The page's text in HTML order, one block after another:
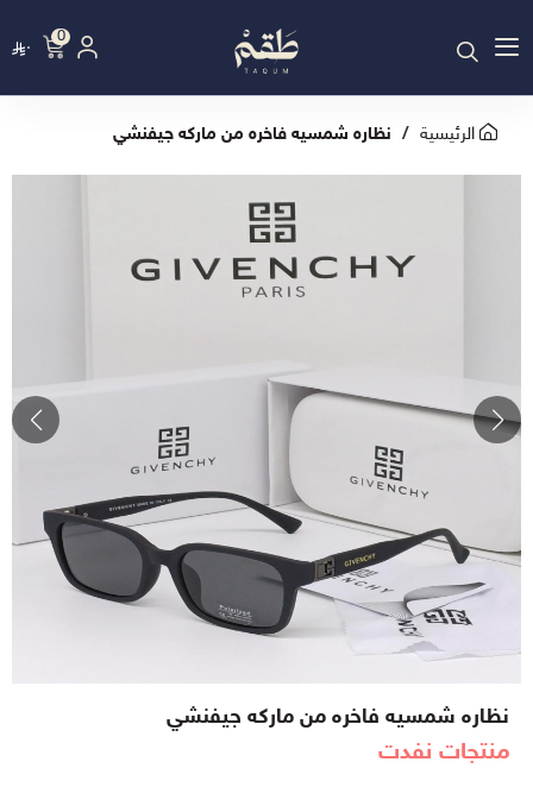
0 ٠
الرئيسية نظاره شمسيه فاخره من ماركه جيفنشي
نظاره شمسيه فاخره من ماركه جيفنشي
منتجات نفدت